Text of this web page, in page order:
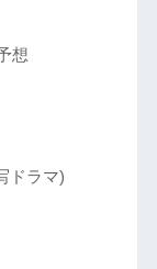
想
ドラマ)